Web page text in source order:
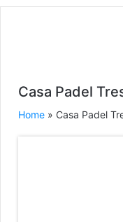
Casa Padel
Home » Casa Padel